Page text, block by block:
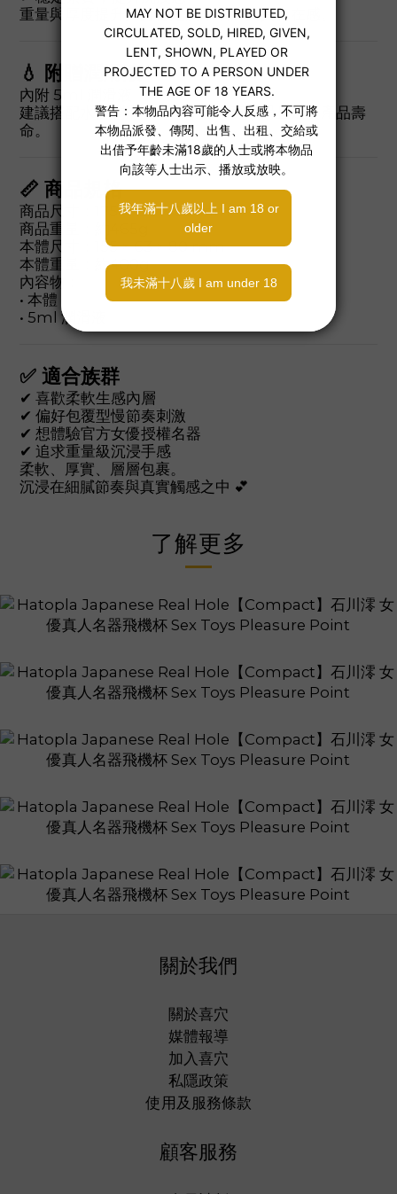
重量與厚度提升握持穩定度，增加真實存在感。
💧 附贈潤滑液
內附 5ml 潤滑液
建議搭配水性潤滑液使用，體驗更順滑且延長產品壽
命。
📏 商品規格
商品尺寸：175 × 120 × 80 mm
商品重量：約465g
本體尺寸：155 × 63 × 80 mm
本體重量：約400g
內容物：
• 本體
• 5ml 潤滑液
✅ 適合族群
✔ 喜歡柔軟生感內層
✔ 偏好包覆型慢節奏刺激
✔ 想體驗官方女優授權名器
✔ 追求重量級沉浸手感
柔軟、厚實、層層包裹。
沉浸在細膩節奏與真實觸感之中 💕
了解更多
關於我們
關於喜穴
媒體報導
加入喜穴
私隱政策
使用及服務條款
顧客服務